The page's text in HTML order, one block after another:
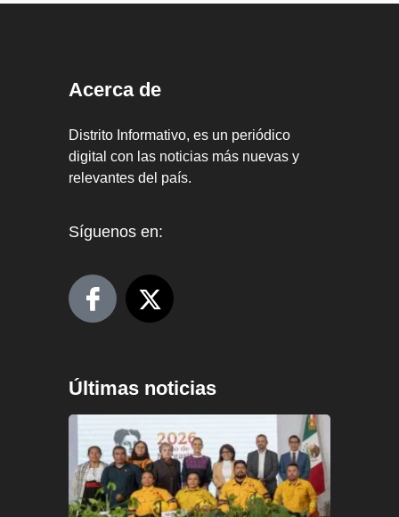
Acerca de
Distrito Informativo, es un periódico
digital con las noticias más nuevas y
relevantes del país.
Síguenos en:
Últimas noticias